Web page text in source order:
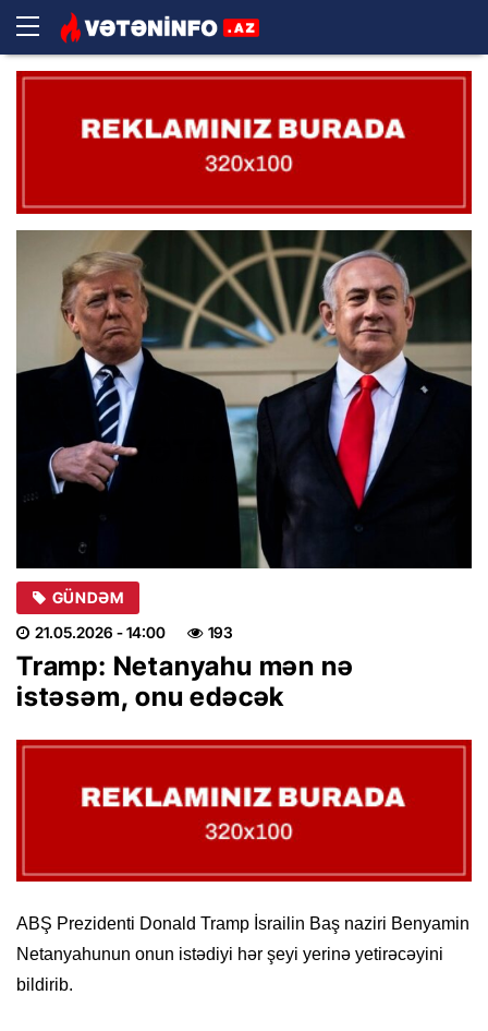
GÜNDƏM
21.05.2026 - 14:00 193
Tramp: Netanyahu mən nə
istəsəm, onu edəcək
ABŞ Prezidenti Donald Tramp İsrailin Baş naziri Benyamin
Netanyahunun onun istədiyi hər şeyi yerinə yetirəcəyini
bildirib.